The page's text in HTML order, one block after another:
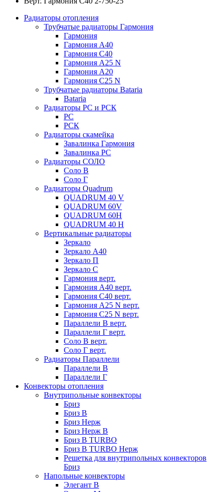
Радиаторы отопления
Трубчатые радиаторы Гармония
Гармония
Гармония А40
Гармония С40
Гармония А25 N
Гармония А20
Гармония С25 N
Трубчатые радиаторы Bataria
Bataria
Радиаторы РС и РСК
РС
РСК
Радиаторы скамейка
Завалинка Гармония
Завалинка РС
Радиаторы СОЛО
Соло В
Соло Г
Радиаторы Quadrum
QUADRUM 40 V
QUADRUM 60V
QUADRUM 60H
QUADRUM 40 H
Вертикальные радиаторы
Зеркало
Зеркало А40
Зеркало П
Зеркало С
Гармония верт.
Гармония А40 верт.
Гармония С40 верт.
Гармония А25 N верт.
Гармония С25 N верт.
Параллели В верт.
Параллели Г верт.
Соло В верт.
Соло Г верт.
Радиаторы Параллели
Параллели В
Параллели Г
Конвекторы отопления
Внутрипольные конвекторы
Бриз
Бриз В
Бриз Нерж
Бриз Нерж В
Бриз В TURBO
Бриз В TURBO Нерж
Решетка для внутрипольных конвекторов
Бриз
Напольные конвекторы
Элегант В